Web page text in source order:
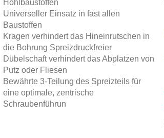
Hohlbaustoffen
Universeller Einsatz in fast allen
Baustoffen
Kragen verhindert das Hineinrutschen in
die Bohrung Spreizdruckfreier
Dübelschaft verhindert das Abplatzen von
Putz oder Fliesen
Bewährte 3-Teilung des Spreizteils für
eine optimale, zentrische
Schraubenführun